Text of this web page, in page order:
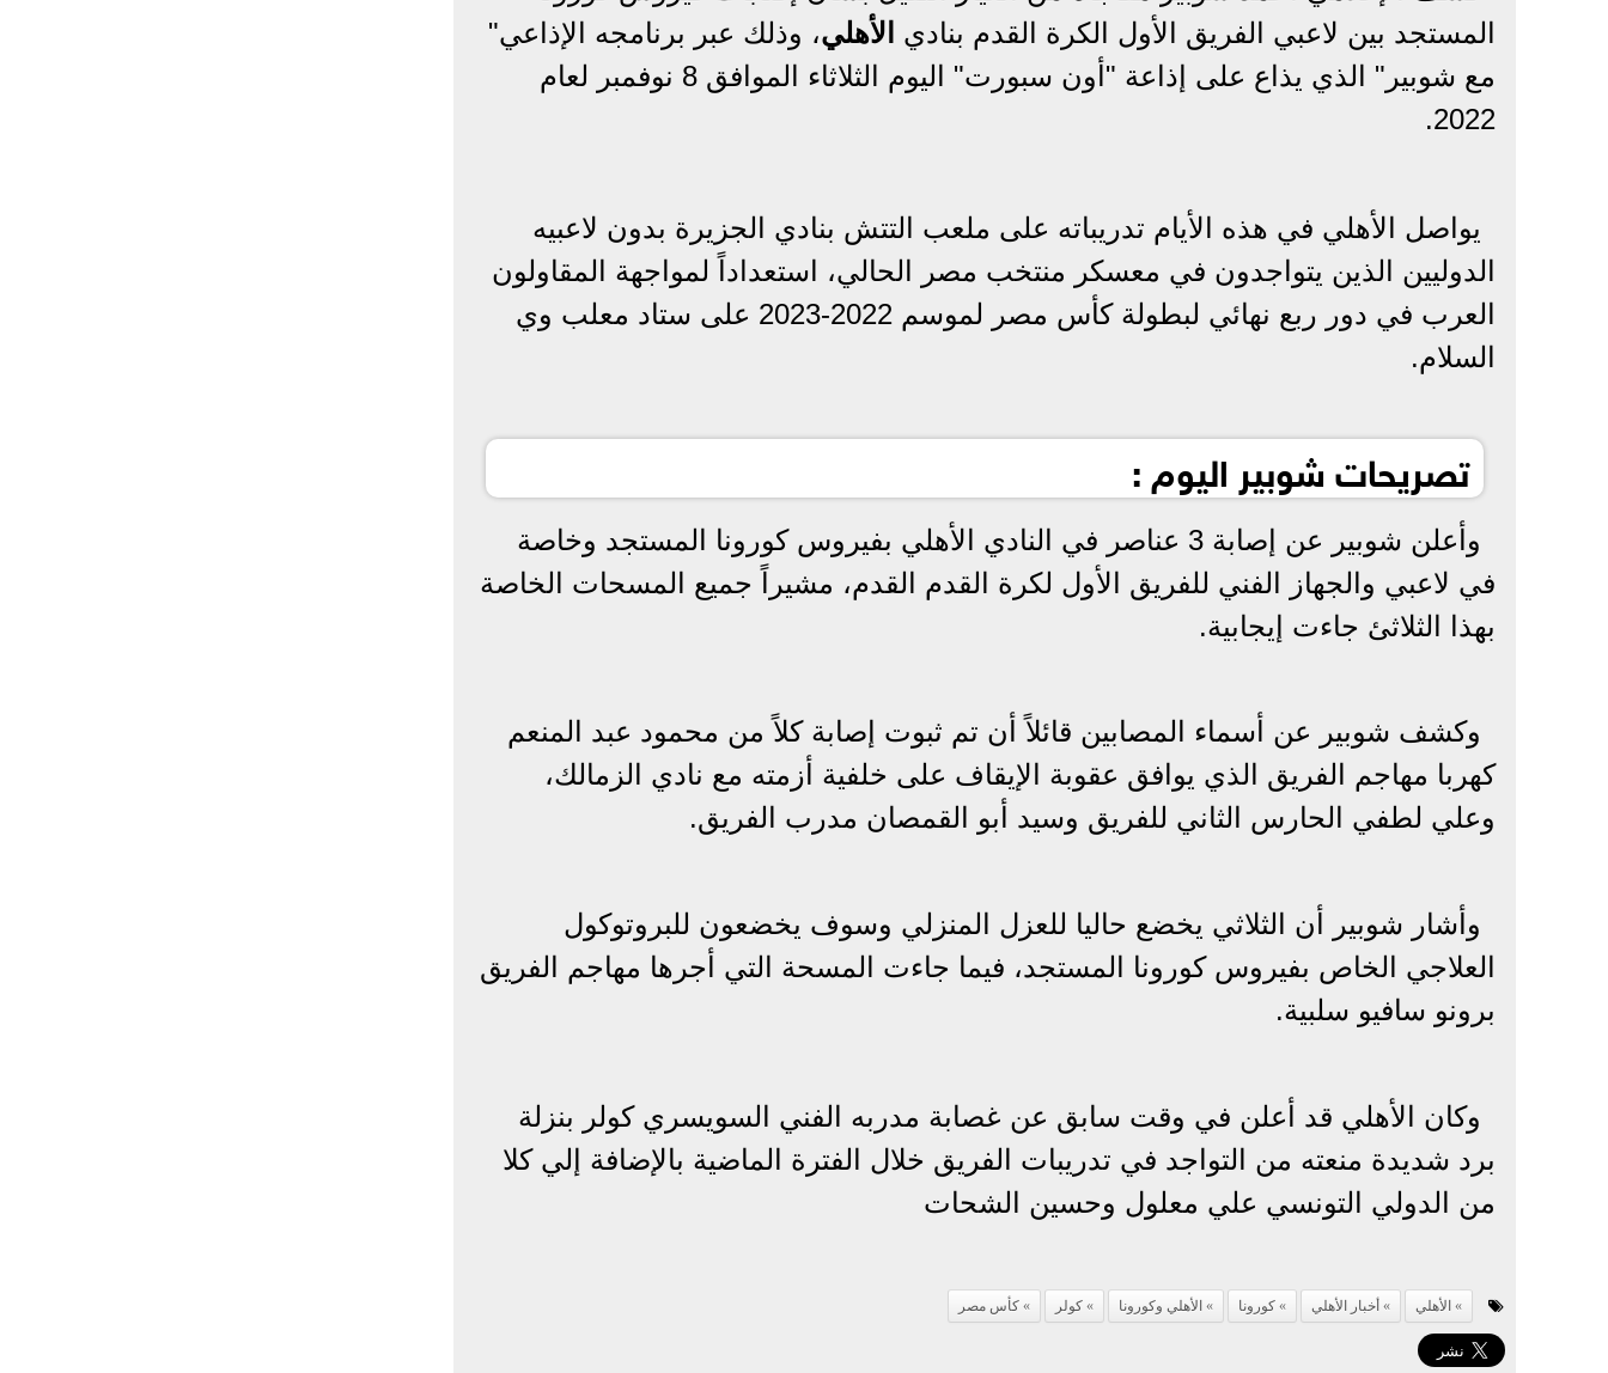
المستجد بين لاعبي الفريق الأول الكرة القدم بنادي الأهلي، وذلك عبر برنامجه الإذاعي"
مع شوبير" الذي يذاع على إذاعة "أون سبورت" اليوم الثلاثاء الموافق 8 نوفمبر لعام
2022.
يواصل الأهلي في هذه الأيام تدريباته على ملعب التتش بنادي الجزيرة بدون لاعبيه
الدوليين الذين يتواجدون في معسكر منتخب مصر الحالي، استعداداً لمواجهة المقاولون
العرب في دور ربع نهائي لبطولة كأس مصر لموسم 2022-2023 على ستاد معلب وي
السلام.
تصريحات شوبير اليوم :
وأعلن شوبير عن إصابة 3 عناصر في النادي الأهلي بفيروس كورونا المستجد وخاصة
في لاعبي والجهاز الفني للفريق الأول لكرة القدم القدم، مشيراً جميع المسحات الخاصة
بهذا الثلاثئ جاءت إيجابية.
وكشف شوبير عن أسماء المصابين قائلاً أن تم ثبوت إصابة كلاً من محمود عبد المنعم
كهربا مهاجم الفريق الذي يوافق عقوبة الإيقاف على خلفية أزمته مع نادي الزمالك،
وعلي لطفي الحارس الثاني للفريق وسيد أبو القمصان مدرب الفريق.
وأشار شوبير أن الثلاثي يخضع حاليا للعزل المنزلي وسوف يخضعون للبروتوكول
العلاجي الخاص بفيروس كورونا المستجد، فيما جاءت المسحة التي أجرها مهاجم الفريق
برونو سافيو سلبية.
وكان الأهلي قد أعلن في وقت سابق عن غصابة مدربه الفني السويسري كولر بنزلة
برد شديدة منعته من التواجد في تدريبات الفريق خلال الفترة الماضية بالإضافة إلي كلا
من الدولي التونسي علي معلول وحسين الشحات
الأهلي أخبار الأهلي كورونا الأهلي وكورونا كولر كأس مصر